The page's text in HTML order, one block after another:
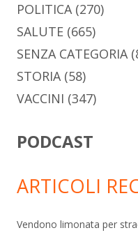
POLITICA(270)
SALUTE (665)
SENZA CATEGORIA
STORIA(58)
VACCINI (347)
PODCAST
ARTICOLI
Vendono limonata per